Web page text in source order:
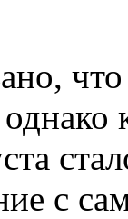
с